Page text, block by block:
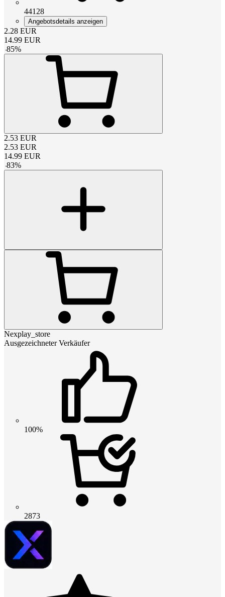
44128
Angebotsdetails anzeigen
2.28 EUR
14.99 EUR
-85%
2.53 EUR
2.53 EUR
14.99 EUR
-83%
Nexplay_store
Ausgezeichneter Verkäufer
100%
2873